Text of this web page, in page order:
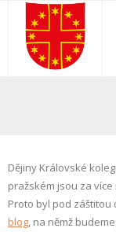
content
Dějiny Královské
pražském jsou za
Proto byl pod záštitou
blog, na němž